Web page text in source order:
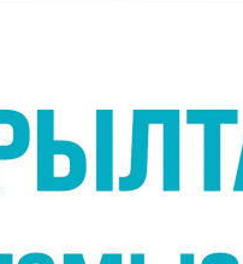
Massaget.kz